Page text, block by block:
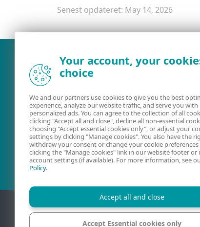
Senest opdateret: May 14, 2026
Brugervejledninger ESET-
Your account, your
choice
We and our partners use cookies to give you the best
experience, analyze our website traffic, and serve you with
personalized ads. You can agree to the collection of all
clicking "Accept all and close", decline all non-essential
choosing "Accept essential cookies only", or adjust your
settings by clicking "Manage cookies". You also have the
withdraw your consent or change your cookie
clicking the "Manage cookies" link in our website footer or
account settings (if available). For more information, see
Policy.
Accept all and close
Accept Essential cookies only